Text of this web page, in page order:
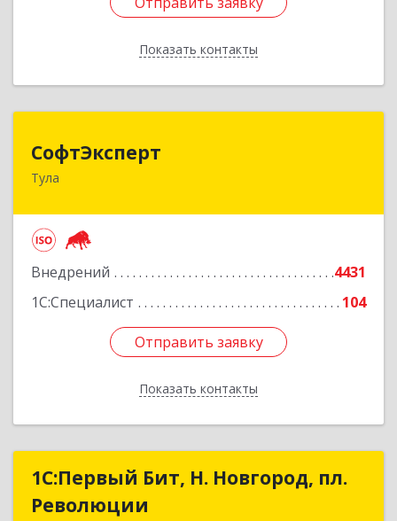
Показать контакты
Назад
СофтЭксперт
Тула
Внедрений
4431
1С:Специалист
104
Отправить заявку
Показать контакты
300013, Тульская обл, Тула г, Болдина ул, дом №
Отправить заявку
Назад
1С:Первый Бит, Н. Новгород, пл.
Революции
1С:Первый Бит, Н. Новгород, пл.